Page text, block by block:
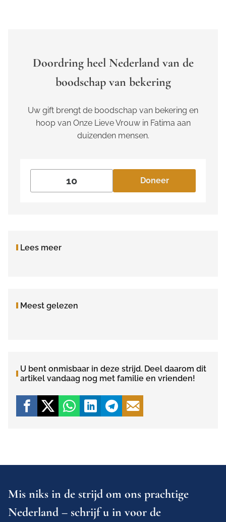
Doordring heel Nederland van de
boodschap van bekering
Uw gift brengt de boodschap van bekering en
hoop van Onze Lieve Vrouw in Fatima aan
duizenden mensen.
Doneer
Lees meer
Meest gelezen
U bent onmisbaar in deze strijd. Deel daarom dit
artikel vandaag nog met familie en vrienden!
Mis niks in de strijd om ons prachtige
Nederland – schrijf u in voor de